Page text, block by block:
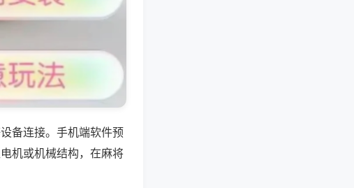
备连接。手机端软件预
机或机械结构，在麻将